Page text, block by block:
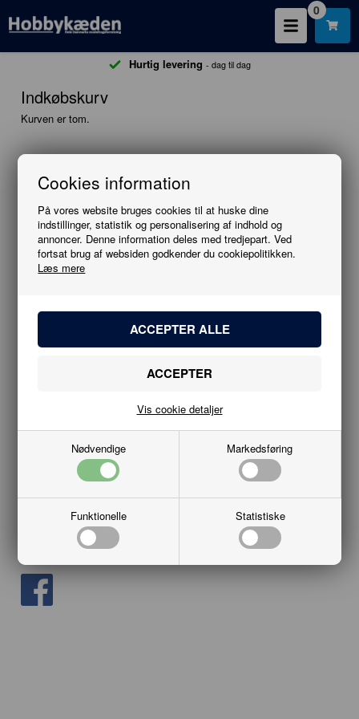
Cookies information
På vores website bruges cookies til at huske dine
indstillinger, statistik og personalisering af indhold og
annoncer. Denne information deles med tredjepart. Ved
fortsat brug af websiden godkender du cookiepolitikken.
Læs mere
Nødvendige Markedsføring
Funktionelle Statistiske
Vis cookie detaljer
0
Hurtig levering - dag til dag
Indkøbskurv
Kurven er tom.
Information
FACEBOOK
NYHEDER
TILBUD
BLOG
PROFIL
Kundeservice
Hobbykæden
Vesterbro 20B
9000 Aalborg
info@hobbykaeden.dk
Tlf. 98176555
CVR: 28241976